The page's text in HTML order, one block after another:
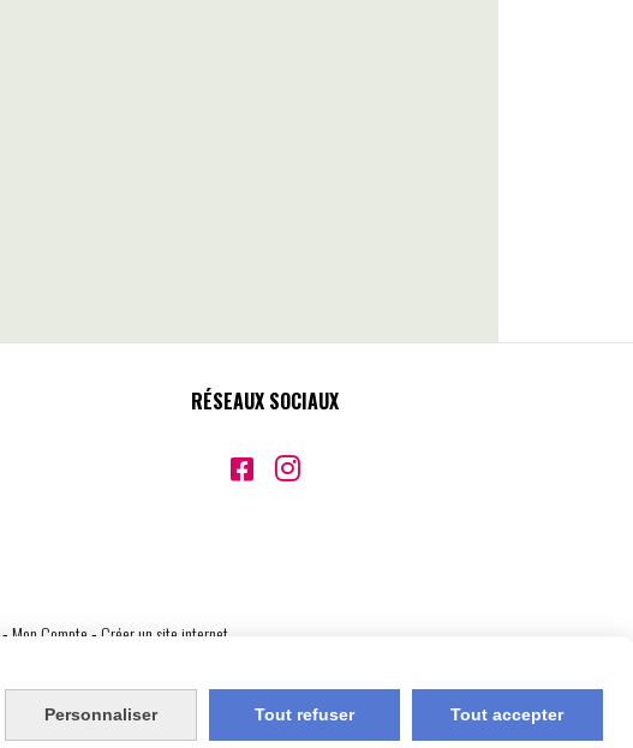
RÉSEAUX SOCIAUX
 
Mon Compte Créer un site internet
Personnaliser Tout refuser Tout accepter